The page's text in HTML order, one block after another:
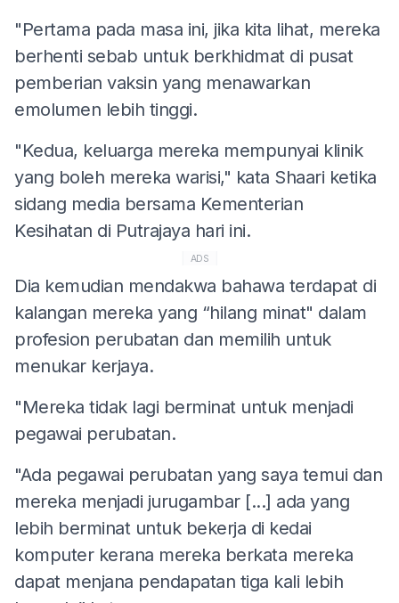
"Pertama pada masa ini, jika kita lihat, mereka
berhenti sebab untuk berkhidmat di pusat
pemberian vaksin yang menawarkan
emolumen lebih tinggi.
"Kedua, keluarga mereka mempunyai klinik
yang boleh mereka warisi," kata Shaari ketika
sidang media bersama Kementerian
Kesihatan di Putrajaya hari ini.
ADS
Dia kemudian mendakwa bahawa terdapat di
kalangan mereka yang “hilang minat" dalam
profesion perubatan dan memilih untuk
menukar kerjaya.
"Mereka tidak lagi berminat untuk menjadi
pegawai perubatan.
"Ada pegawai perubatan yang saya temui dan
mereka menjadi jurugambar [...] ada yang
lebih berminat untuk bekerja di kedai
komputer kerana mereka berkata mereka
dapat menjana pendapatan tiga kali lebih